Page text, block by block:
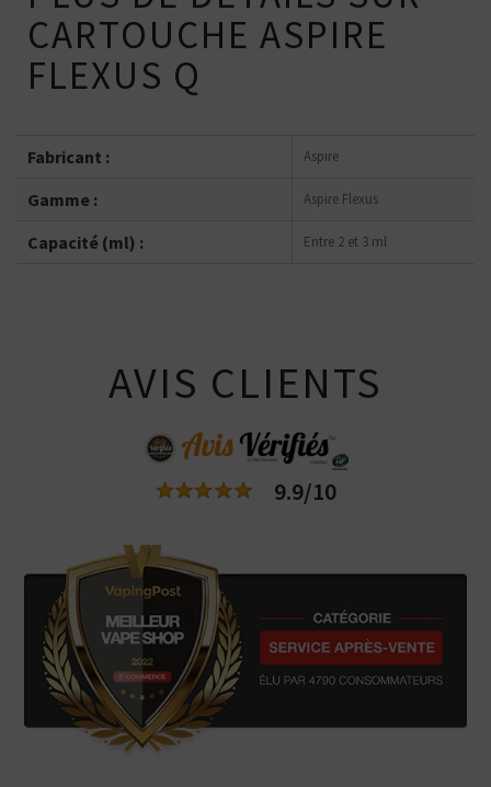
CARTOUCHE ASPIRE
FLEXUS Q
Fabricant : Aspire
Gamme : Aspire Flexus
Capacité (ml) : Entre 2 et 3 ml
AVIS CLIENTS
9.9/10